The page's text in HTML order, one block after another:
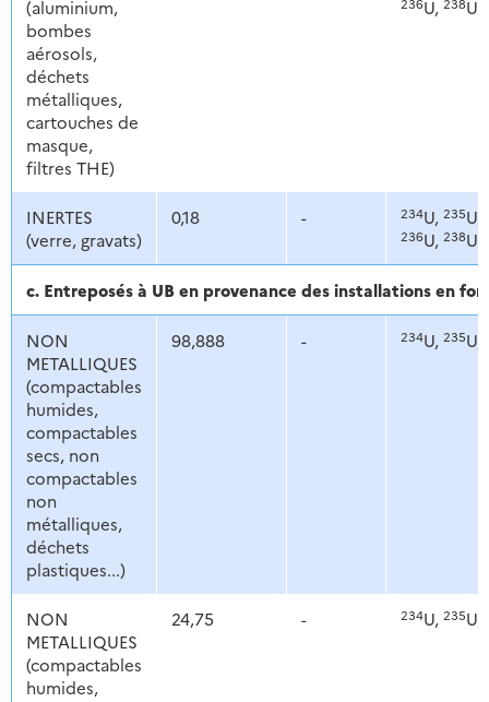
(aluminium,
bombes
aérosols,
déchets
métalliques,
cartouches de
masque,
filtres THE)
U, U
INERTES
(verre, gravats)
0,18 - 234U, 235U,
236U, 238U
c. Entreposés à UB en provenance des installations en
NON
METALLIQUES
(compactables
humides,
compactables
secs, non
compactables
non
métalliques,
déchets
plastiques...)
98,888 - 234U, 235U,
NON
METALLIQUES
(compactables
humides,
24,75 - 234U, 235U,